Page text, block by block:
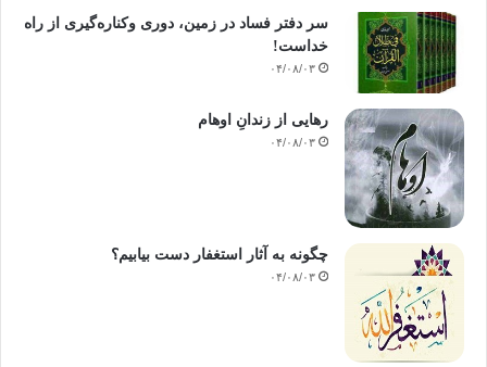
سر دفتر فساد در زمین‌، دوری وکناره‌گیری از راه
خداست‌!
۰۴/۰۸/۰۳
رهایی از زندانِ اوهام
۰۴/۰۸/۰۳
چگونه به آثار استغفار دست بیابیم؟
۰۴/۰۸/۰۳